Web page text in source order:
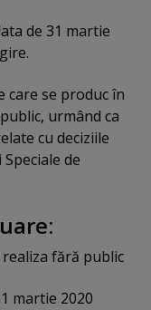
de 31 martie
care se produc în
urmând ca
cu deciziile
de
fără public
martie 2020